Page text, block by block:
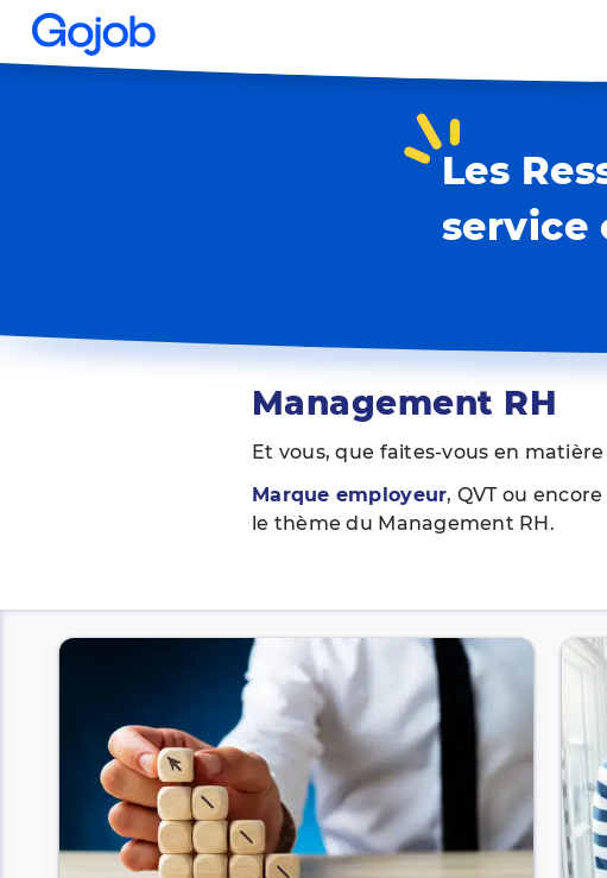
Les
service
Management RH
Et vous, que faites-vous en
Marque employeur, QVT ou encore
le thème du Management RH.